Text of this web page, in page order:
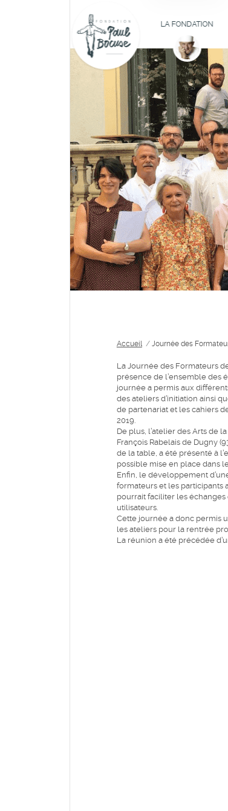
LA FONDATION
LES MEMBRES DU
CONSEIL
D'ADMINISTRATION
LES MEMBRES
FONDATEURS
ILS TÉMOIGNENT
Accueil/ Journée des
La Journée des Formateurs
présence de l’ensemble des
journée a permis aux
des ateliers d’initiation ainsi
de partenariat et les cahiers
2019.
De plus, l’atelier des Arts de
François Rabelais de Dugny
de la table, a été présenté à
possible mise en place dans
Enfin, le développement
formateurs et les participants
pourrait faciliter les
utilisateurs.
Cette journée a donc permis
les ateliers pour la rentrée
La réunion a été précédée